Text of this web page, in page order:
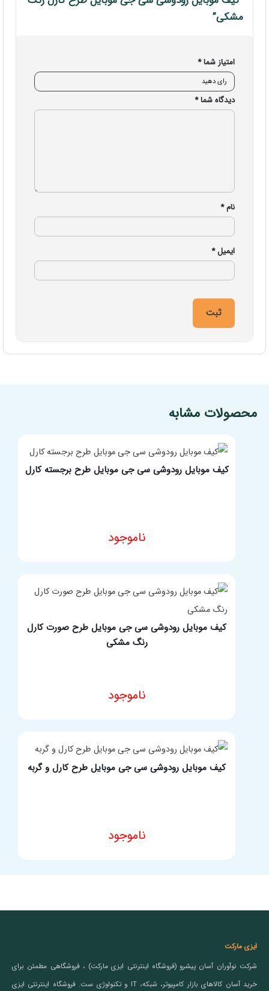
مشکی”
امتیاز شما*
دیدگاه شما*
نام*
ایمیل*
محصولات مشابه
کیف موبایل رودوشی سی جی موبایل طرح برجسته کارل
ناموجود
کیف موبایل رودوشی سی جی موبایل طرح صورت کارل
رنگ مشکی
ناموجود
کیف موبایل رودوشی سی جی موبایل طرح کارل و گربه
ناموجود
ایزی مارکت
شرکت نوآوران آسان پیشرو (فروشگاه اینترنتی ایزی مارکت) ، فروشگاهی مطمئن برای
خرید آسان کالاهای بازار کامپیوتر، شبکه، IT و تکنولوژی ست. فروشگاه اینترنتی ایزی